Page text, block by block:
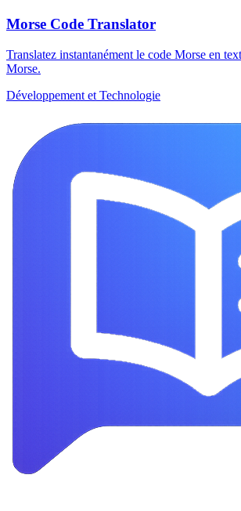
Morse Code Translator
Translatez instantanément le code Morse en
Morse.
Développement et Technologie